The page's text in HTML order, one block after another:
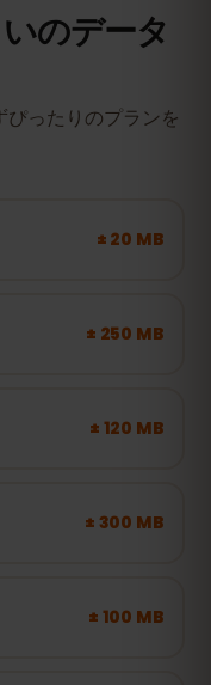
のデータ
ったりのプランを
± 20 MB
± 250 MB
± 120 MB
± 300 MB
± 100 MB